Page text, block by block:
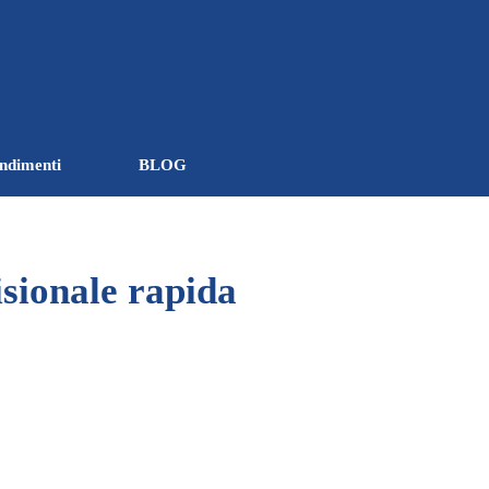
▼
BLOG
rapida